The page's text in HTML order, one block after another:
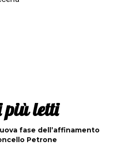
letti
fase dell’affinamento
Petrone